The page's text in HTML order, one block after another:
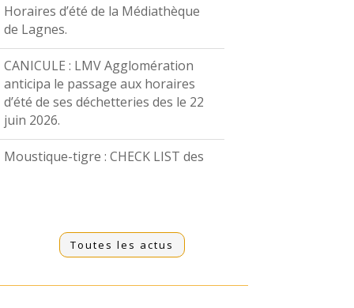
Horaires d’été de la Médiathèque
de Lagnes.
CANICULE : LMV Agglomération
anticipa le passage aux horaires
d’été de ses déchetteries des le 22
juin 2026.
Moustique-tigre : CHECK LIST des
recharge pour véhicules électriques
Les Francas de Vaucluse :
Toutes les actus